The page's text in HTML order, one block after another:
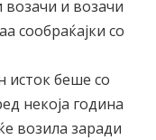
и возачи
сообраќајки со
исток беше со
некоја година
возила заради